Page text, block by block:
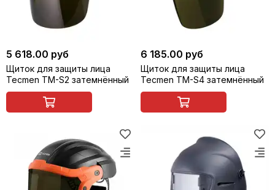
5 618.00 руб
Щиток для защиты лица
Tecmen TM-S2 затемнённый
6 185.00 руб
Щиток для защиты лица
Tecmen TM-S4 затемнённый